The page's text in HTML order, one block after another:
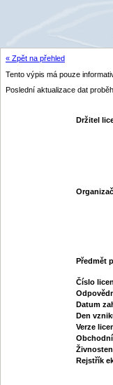
« Zpět na přehled
Tento výpis má pouze
Poslední aktualizace dat
Držitel
Předmět
Číslo
Datum
Den
Verze
Rejstřík